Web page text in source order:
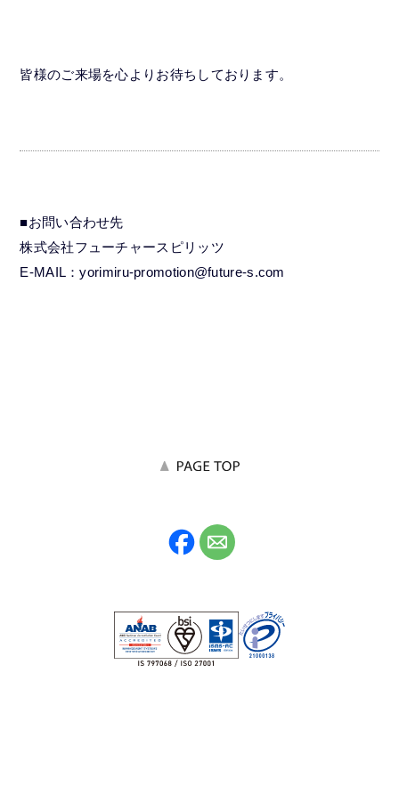
皆様のご来場を心よりお待ちしております。
■お問い合わせ先
株式会社フューチャースピリッツ
E-MAIL：yorimiru-promotion@future-s.com